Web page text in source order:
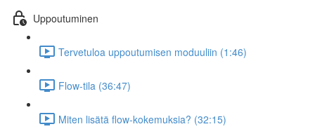
Uppoutuminen
Tervetuloa uppoutumisen moduuliin (1:46)
Flow-tila (36:47)
Miten lisätä flow-kokemuksia? (32:15)